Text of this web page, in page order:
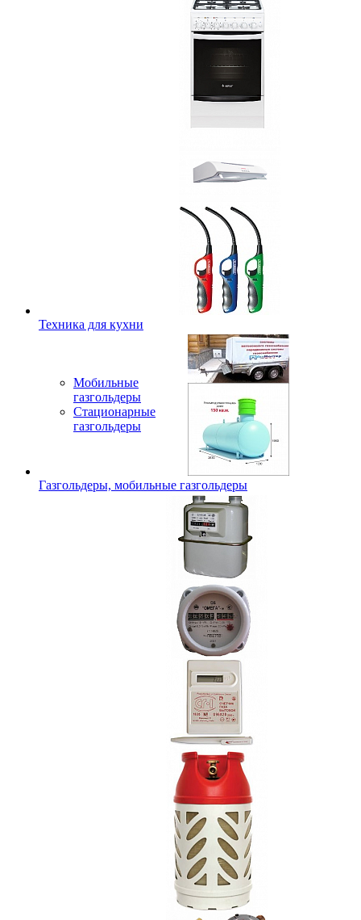
Техника для кухни
Мобильные
газгольдеры
Стационарные
газгольдеры
Газгольдеры, мобильные газгольдеры